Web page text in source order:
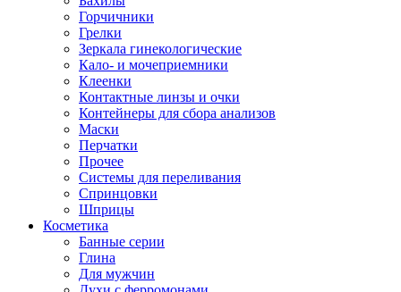
Горчичники
Грелки
Зеркала гинекологические
Кало- и мочеприемники
Клеенки
Контактные линзы и очки
Контейнеры для сбора анализов
Маски
Перчатки
Прочее
Системы для переливания
Спринцовки
Шприцы
Косметика
Банные серии
Глина
Для мужчин